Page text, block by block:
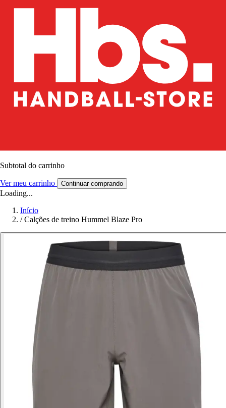
Subtotal do carrinho
Ver meu carrinho Continuar comprando
Loading...
Início
/ Calções de treino Hummel Blaze Pro